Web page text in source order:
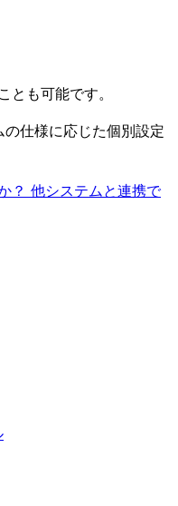
とも可能です。
仕様に応じた個別設定
？ 他システムと連携で